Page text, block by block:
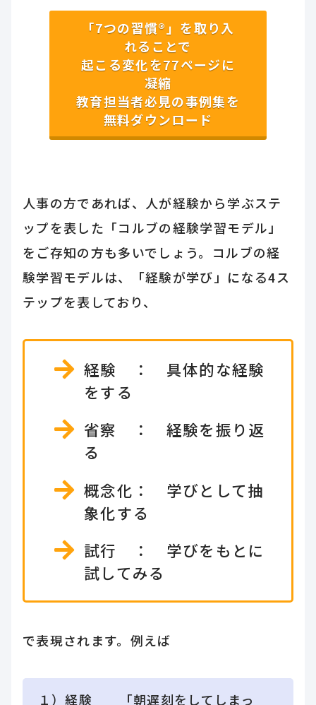
「7つの習慣®」を取り入
れることで
起こる変化を77ページに
凝縮
教育担当者必見の事例集を
無料ダウンロード
人事の方であれば、人が経験から学ぶステ
ップを表した「コルブの経験学習モデル」
をご存知の方も多いでしょう。コルブの経
験学習モデルは、「経験が学び」になる4ス
テップを表しており、
経験 ： 具体的な経験
をする
省察 ： 経験を振り返
る
概念化： 学びとして抽
象化する
試行 ： 学びをもとに
試してみる
で表現されます。例えば
１）経験 「朝遅刻をしてしまっ